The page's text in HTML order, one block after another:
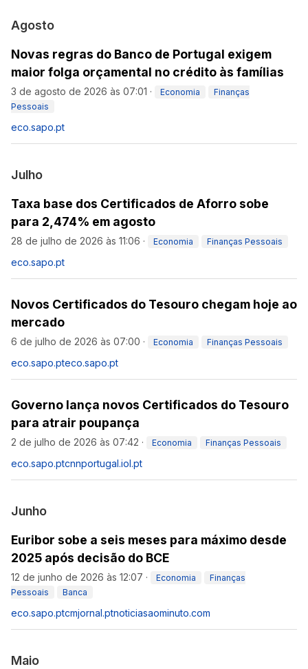
Agosto
Novas regras do Banco de Portugal exigem
maior folga orçamental no crédito às famílias
3 de agosto de 2026 às 07:01 · Economia
Finanças
Pessoais
eco.sapo.pt
Julho
Taxa base dos Certificados de Aforro sobe
para 2,474% em agosto
28 de julho de 2026 às 11:06 · Economia Finanças Pessoais
eco.sapo.pt
Novos Certificados do Tesouro chegam hoje ao
mercado
6 de julho de 2026 às 07:00 · Economia Finanças Pessoais
eco.sapo.pteco.sapo.pt
Governo lança novos Certificados do Tesouro
para atrair poupança
2 de julho de 2026 às 07:42 · Economia Finanças Pessoais
eco.sapo.ptcnnportugal.iol.pt
Junho
Euribor sobe a seis meses para máximo desde
2025 após decisão do BCE
12 de junho de 2026 às 12:07 · Economia
Finanças
Pessoais
Banca
eco.sapo.ptcmjornal.ptnoticiasaominuto.com
Maio